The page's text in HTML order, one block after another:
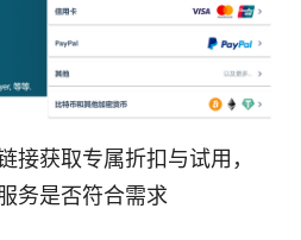
接获取专属折扣与试用，
务是否符合需求